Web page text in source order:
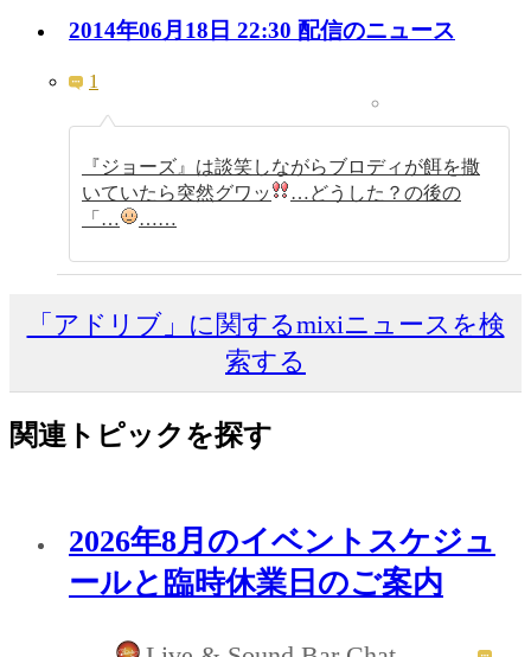
2014年06月18日 22:30 配信のニュース
1
『ジョーズ』は談笑しながらブロディが餌を撒
いていたら突然グワッ
…どうした？の後の
「…
……
「アドリブ」に関するmixiニュースを検
索する
関連トピックを探す
2026年8月のイベントスケジュ
ールと臨時休業日のご案内